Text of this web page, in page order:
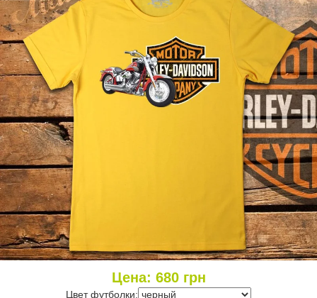
Цена: 680грн
Цвет футболки: